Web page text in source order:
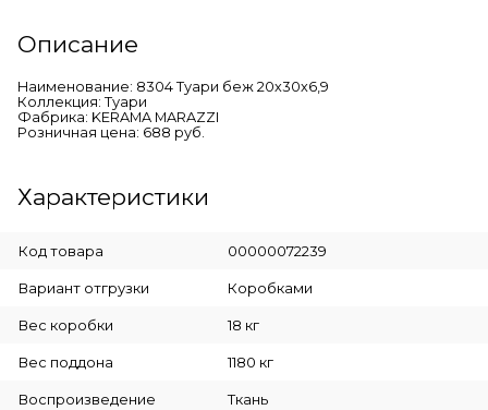
Описание
Наименование: 8304 Туари беж 20х30х6,9
Коллекция: Туари
Фабрика: KERAMA MARAZZI
Розничная цена: 688 руб.
Характеристики
Код товара 00000072239
Вариант отгрузки Коробками
Вес коробки 18 кг
Вес поддона 1180 кг
Воспроизведение Ткань